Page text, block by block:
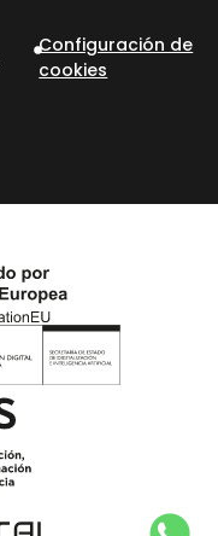
Configuración de
cookies